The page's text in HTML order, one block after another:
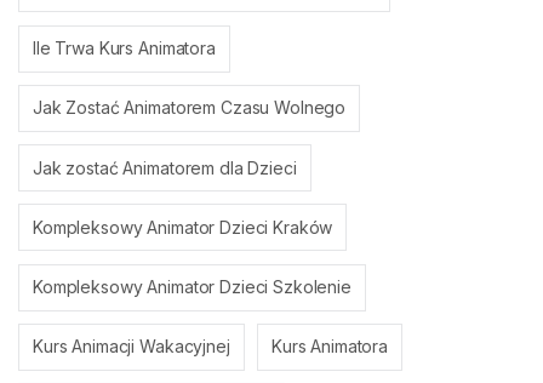
Ile Trwa Kurs Animatora
Jak Zostać Animatorem Czasu Wolnego
Jak zostać Animatorem dla Dzieci
Kompleksowy Animator Dzieci Kraków
Kompleksowy Animator Dzieci Szkolenie
Kurs Animacji Wakacyjnej Kurs Animatora